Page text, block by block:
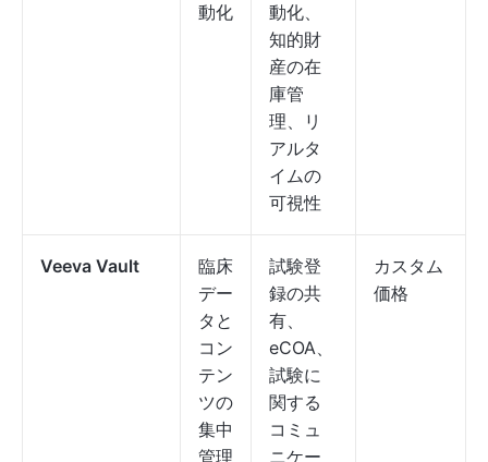
動化
動化、
知的財
産の在
庫管
理、リ
アルタ
イムの
可視性
Veeva Vault
臨床
デー
タと
コン
テン
ツの
集中
管理
試験登
録の共
有、
eCOA、
試験に
関する
コミュ
ニケー
カスタム
価格